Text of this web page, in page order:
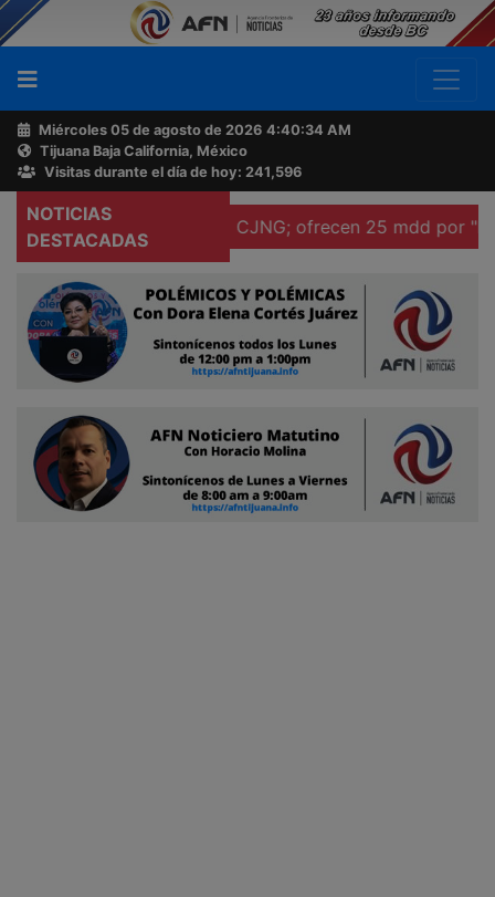
Miércoles 05 de agosto de 2026 4:40:35 AM
Tijuana Baja California, México
Visitas durante el día de hoy: 241,596
NOTICIAS
DESTACADAS
ocho líderes del CJNG; ofrecen 25 mdd por "El Pelón"
Buscador
Acerca
de
AFN
Ventas
Contacto
Reportero
Ciudadano